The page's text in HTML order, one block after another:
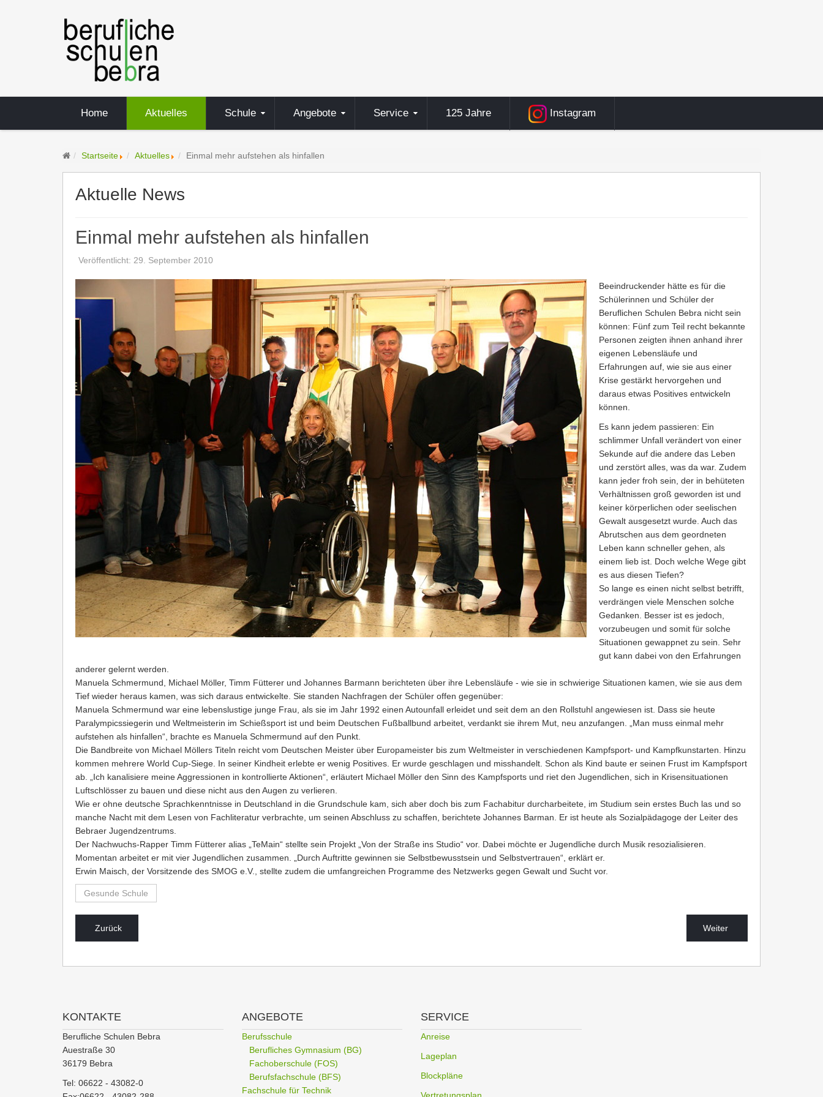
Home Aktuelles Schule Angebote Service 125 Jahre Instagram
Startseite Aktuelles Einmal mehr aufstehen als hinfallen
Aktuelle News
Einmal mehr aufstehen als hinfallen
Veröffentlicht: 29. September 2010
Beeindruckender hätte es für die
Schülerinnen und Schüler der
Beruflichen Schulen Bebra nicht sein
können: Fünf zum Teil recht bekannte
Personen zeigten ihnen anhand ihrer
eigenen Lebensläufe und
Erfahrungen auf, wie sie aus einer
Krise gestärkt hervorgehen und
daraus etwas Positives entwickeln
können.
Es kann jedem passieren: Ein
schlimmer Unfall verändert von einer
Sekunde auf die andere das Leben
und zerstört alles, was da war. Zudem
kann jeder froh sein, der in behüteten
Verhältnissen groß geworden ist und
keiner körperlichen oder seelischen
Gewalt ausgesetzt wurde. Auch das
Abrutschen aus dem geordneten
Leben kann schneller gehen, als
einem lieb ist. Doch welche Wege gibt
es aus diesen Tiefen?
So lange es einen nicht selbst betrifft,
verdrängen viele Menschen solche
Gedanken. Besser ist es jedoch,
vorzubeugen und somit für solche
Situationen gewappnet zu sein. Sehr
gut kann dabei von den Erfahrungen
anderer gelernt werden.
Manuela Schmermund, Michael Möller, Timm Fütterer und Johannes Barmann berichteten über ihre Lebensläufe - wie sie in schwierige Situationen kamen, wie sie aus dem
Tief wieder heraus kamen, was sich daraus entwickelte. Sie standen Nachfragen der Schüler offen gegenüber:
Manuela Schmermund war eine lebenslustige junge Frau, als sie im Jahr 1992 einen Autounfall erleidet und seit dem an den Rollstuhl angewiesen ist. Dass sie heute
Paralympicssiegerin und Weltmeisterin im Schießsport ist und beim Deutschen Fußballbund arbeitet, verdankt sie ihrem Mut, neu anzufangen. „Man muss einmal mehr
aufstehen als hinfallen“, brachte es Manuela Schmermund auf den Punkt.
Die Bandbreite von Michael Möllers Titeln reicht vom Deutschen Meister über Europameister bis zum Weltmeister in verschiedenen Kampfsport- und Kampfkunstarten. Hinzu
kommen mehrere World Cup-Siege. In seiner Kindheit erlebte er wenig Positives. Er wurde geschlagen und misshandelt. Schon als Kind baute er seinen Frust im Kampfsport
ab. „Ich kanalisiere meine Aggressionen in kontrollierte Aktionen“, erläutert Michael Möller den Sinn des Kampfsports und riet den Jugendlichen, sich in Krisensituationen
Luftschlösser zu bauen und diese nicht aus den Augen zu verlieren.
Wie er ohne deutsche Sprachkenntnisse in Deutschland in die Grundschule kam, sich aber doch bis zum Fachabitur durcharbeitete, im Studium sein erstes Buch las und so
manche Nacht mit dem Lesen von Fachliteratur verbrachte, um seinen Abschluss zu schaffen, berichtete Johannes Barman. Er ist heute als Sozialpädagoge der Leiter des
Bebraer Jugendzentrums.
Der Nachwuchs-Rapper Timm Fütterer alias „TeMain“ stellte sein Projekt „Von der Straße ins Studio“ vor. Dabei möchte er Jugendliche durch Musik resozialisieren.
Momentan arbeitet er mit vier Jugendlichen zusammen. „Durch Auftritte gewinnen sie Selbstbewusstsein und Selbstvertrauen“, erklärt er.
Erwin Maisch, der Vorsitzende des SMOG e.V., stellte zudem die umfangreichen Programme des Netzwerks gegen Gewalt und Sucht vor.
Gesunde Schule
Zurück Weiter
KONTAKTE
Berufliche Schulen Bebra
Auestraße 30
36179 Bebra
Tel: 06622 - 43082-0
ANGEBOTE
Berufsschule
Berufliches Gymnasium (BG)
Fachoberschule (FOS)
Berufsfachschule (BFS)
Fachschule für Technik
SERVICE
Anreise
Lageplan
Blockpläne